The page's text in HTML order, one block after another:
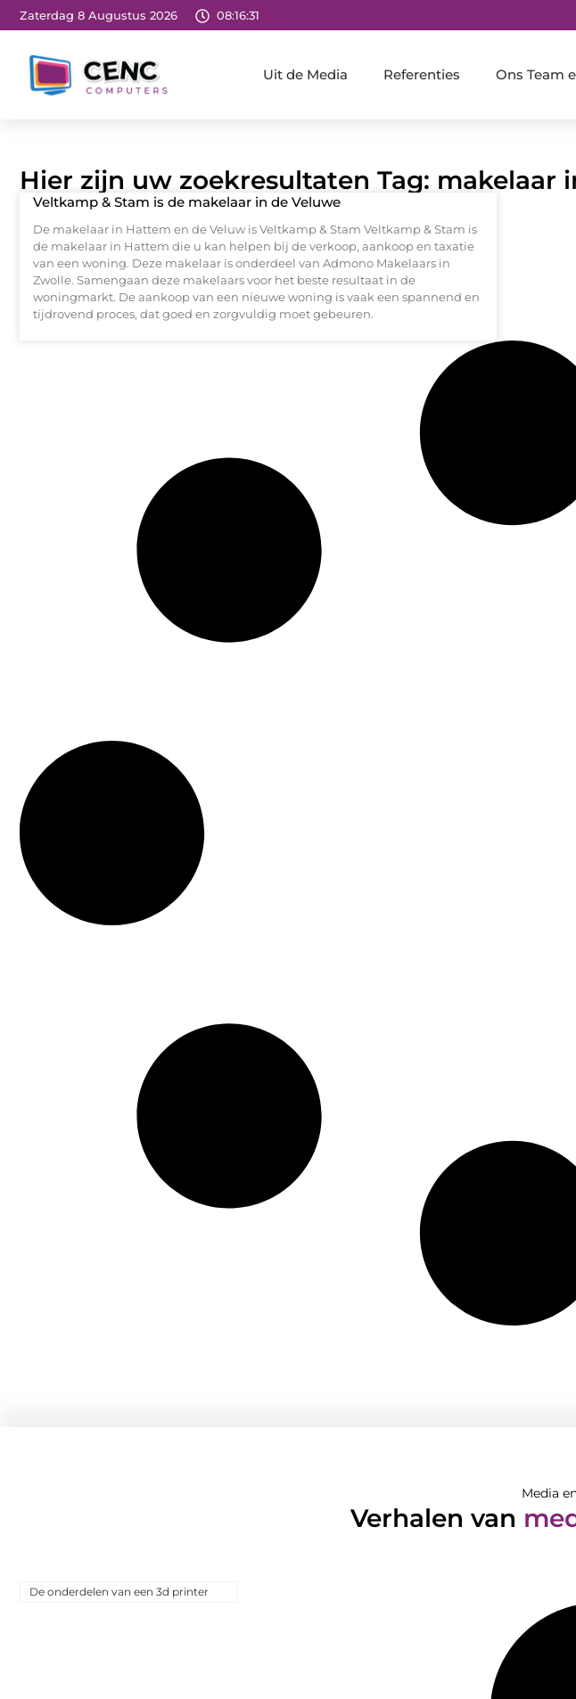
Zaterdag 8 Augustus 2026 08:16:32
Uit de Media Referenties Ons Team
Hier zijn uw zoekresultaten Tag: makelaar
Veltkamp & Stam is de makelaar in de Veluwe
De makelaar in Hattem en de Veluw is Veltkamp & Stam Veltkamp & Stam is
de makelaar in Hattem die u kan helpen bij de verkoop, aankoop en taxatie
van een woning. Deze makelaar is onderdeel van Admono Makelaars in
Zwolle. Samengaan deze makelaars voor het beste resultaat in de
woningmarkt. De aankoop van een nieuwe woning is vaak een spannend en
tijdrovend proces, dat goed en zorgvuldig moet gebeuren.
Media
Verhalen van
De onderdelen van een 3d printer